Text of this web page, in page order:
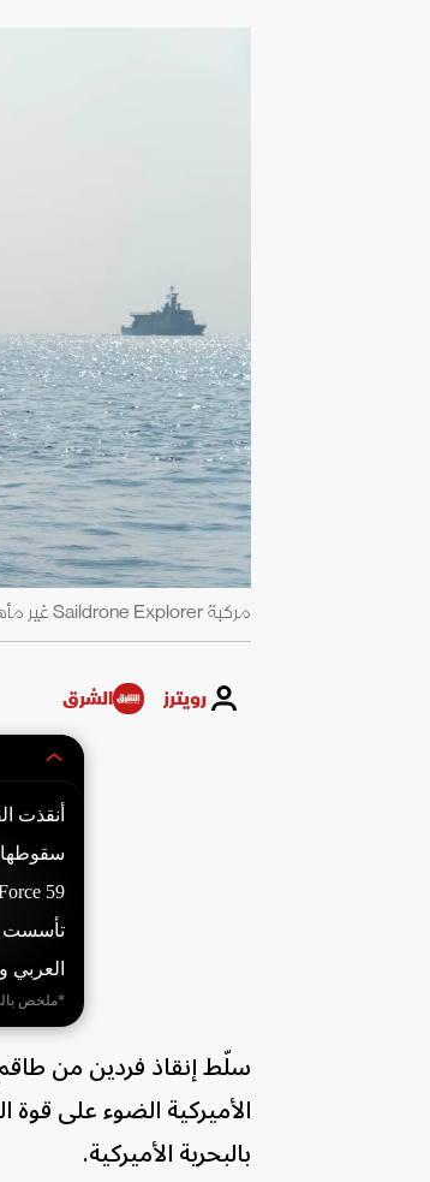
مركبة Saildrone Explorer غير مأهولة تابعة للبحرية الأميركية تعمل في الخليج العربي. 26 أكتوبر 2022 - الجيش الأميركي
رويترز الشرق
العربي
*ملخص
سلّط إنقاذ فردين من
بالبحرية الأميركية.